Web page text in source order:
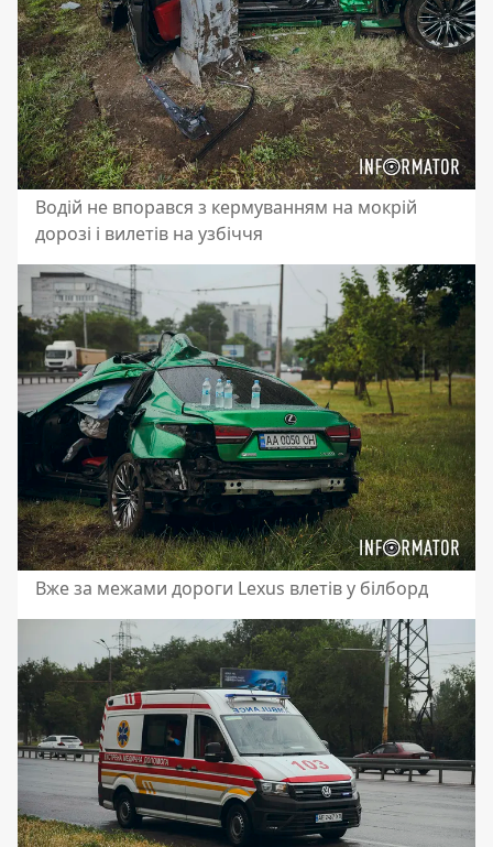
Водій не впорався з кермуванням на мокрій
дорозі і вилетів на узбіччя
Вже за межами дороги Lexus влетів у білборд